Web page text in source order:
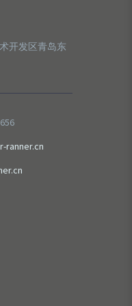
开发区青岛东
ranner.cn